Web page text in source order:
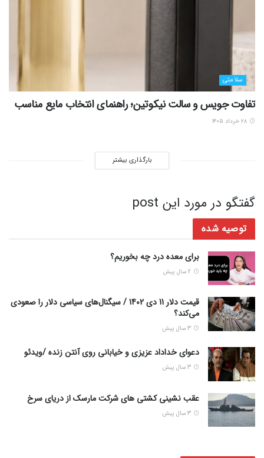
سلامتی
تفاوت جویس و سالت نیکوتین؛ راهنمای انتخاب مایع مناسب
بارگذاری بیشتر
گفتگو در مورد این post
توصیه شده
برای معده درد چه بخوریم؟
قیمت دلار 11 دی 1402 / سیگنال‌های سیاسی دلار را صعودی
می‌کند؟
دعوای خداداد عزیزی و خیابانی روی آنتن زنده /ویدئو
عقب نشینی کشتی های شرکت مارسک از دریای سرخ